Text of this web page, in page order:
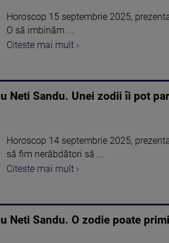
Horoscop 15 septembrie 2025,
O să imbinăm ...
Citeste mai mult ›
Neti Sandu. Unei zodii îi pot
Horoscop 14 septembrie 2025,
să fim nerăbdători să ...
Citeste mai mult ›
Neti Sandu. O zodie poate